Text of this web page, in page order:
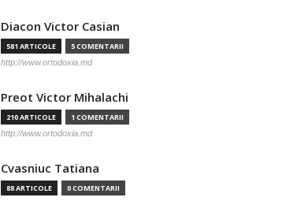
Diacon Victor Casian
581 ARTICOLE 5 COMENTARII
http://www.ortodoxia.md
Preot Victor Mihalachi
210 ARTICOLE 1 COMENTARII
http://www.ortodoxia.md
Cvasniuc Tatiana
88 ARTICOLE 0 COMENTARII